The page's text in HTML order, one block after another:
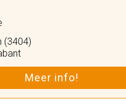
(3404)
Meer info!